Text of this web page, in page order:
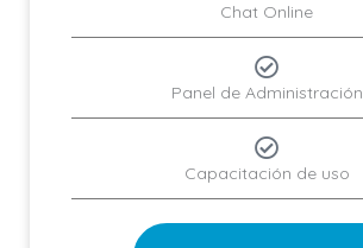
Chat Online
Panel de Administración
Capacitación de uso